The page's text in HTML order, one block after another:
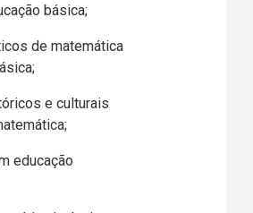
básica;
de matemática
e culturais
educação